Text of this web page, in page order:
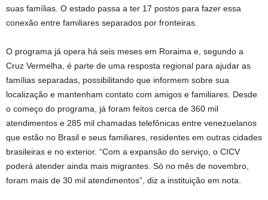
suas famílias. O estado passa a ter 17 postos para fazer essa
conexão entre familiares separados por fronteiras.
O programa já opera há seis meses em Roraima e, segundo a
Cruz Vermelha, é parte de uma resposta regional para ajudar as
famílias separadas, possibilitando que informem sobre sua
localização e mantenham contato com amigos e familiares. Desde
o começo do programa, já foram feitos cerca de 360 mil
atendimentos e 285 mil chamadas telefônicas entre venezuelanos
que estão no Brasil e seus familiares, residentes em outras cidades
brasileiras e no exterior. “Com a expansão do serviço, o CICV
poderá atender ainda mais migrantes. Só no mês de novembro,
foram mais de 30 mil atendimentos”, diz a instituição em nota.